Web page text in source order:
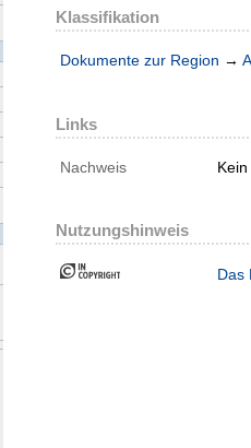
Klassifikation
Dokumente zur Region →
Links
Nachweis
Nutzungshinweis
Das